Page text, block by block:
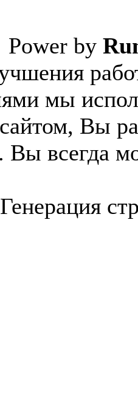
Power by
мы
Вы
Вы всегда